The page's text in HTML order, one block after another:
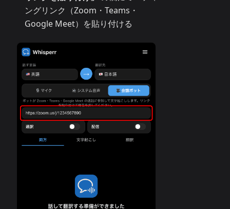
ングリンク（Zoom・Teams・
Google Meet）を貼り付ける